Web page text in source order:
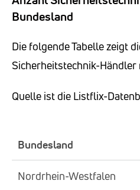
Bundesland
Die folgende Tabelle zeigt
Sicherheitstechnik-Händler
Quelle ist die Listflix-
Bundesland
Nordrhein-Westfalen